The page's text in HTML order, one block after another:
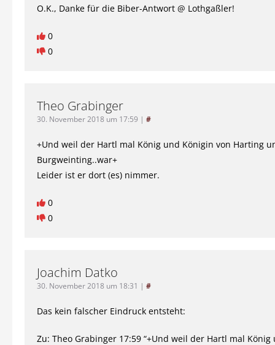
O.K., Danke für die Biber-Antwort @ Lothgaßler!
0
0
Theo Grabinger
30. November 2018 um 17:59 | #
+Und weil der Hartl mal König und Königin von Harting
Burgweinting..war+
Leider ist er dort (es) nimmer.
0
0
Joachim Datko
30. November 2018 um 18:31 | #
Das kein falscher Eindruck entsteht:
Zu: Theo Grabinger 17:59 “+Und weil der Hartl mal